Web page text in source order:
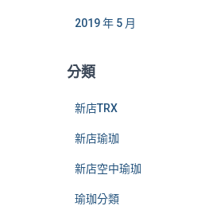
2019 年 5 月
分類
新店TRX
新店瑜珈
新店空中瑜珈
瑜珈分類